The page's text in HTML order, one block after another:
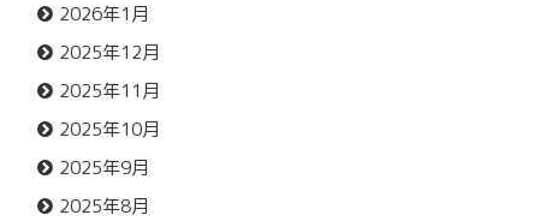
2026年1月
2025年12月
2025年11月
2025年10月
2025年9月
2025年8月